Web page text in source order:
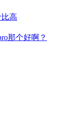
比高
那个好啊？